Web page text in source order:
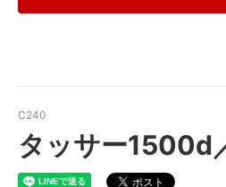
C240
タッサー1500d